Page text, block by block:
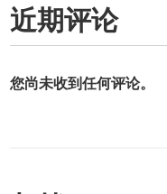
近期评论
您尚未收到任何评论。